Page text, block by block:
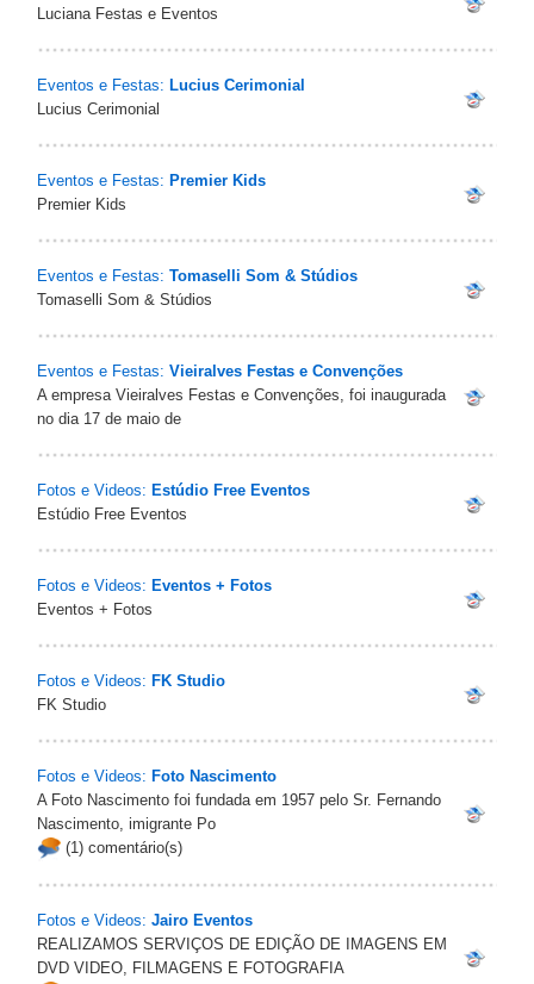
Luciana Festas e Eventos
Eventos e Festas: Lucius Cerimonial
Lucius Cerimonial
Eventos e Festas: Premier Kids
Premier Kids
Eventos e Festas: Tomaselli Som & Stúdios
Tomaselli Som & Stúdios
Eventos e Festas: Vieiralves Festas e Convenções
A empresa Vieiralves Festas e Convenções, foi inaugurada
no dia 17 de maio de
Fotos e Videos: Estúdio Free Eventos
Estúdio Free Eventos
Fotos e Videos: Eventos + Fotos
Eventos + Fotos
Fotos e Videos: FK Studio
FK Studio
Fotos e Videos: Foto Nascimento
A Foto Nascimento foi fundada em 1957 pelo Sr. Fernando
Nascimento, imigrante Po
(1) comentário(s)
Fotos e Videos: Jairo Eventos
REALIZAMOS SERVIÇOS DE EDIÇÃO DE IMAGENS EM
DVD VIDEO, FILMAGENS E FOTOGRAFIA